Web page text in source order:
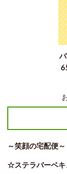
～笑顔の宅配便～
☆ステラバーベ